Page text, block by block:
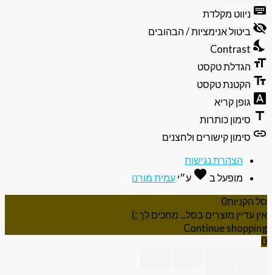
וסגירה
של
תפריט
הנגישות
ניווט מקלדת
ביטול אנימציות / הבהובים
Contrast
הגדלת טקסט
הקטנת טקסט
גופן קריא
סימון כותרות
סימון קישורים ולחצנים
הצהרת נגישות
מופעל בfavoriteאהבה
ע״יעמית מורנו
הקניות0
עדיין מוצרים בסל... מחכים לך ;)
Continue